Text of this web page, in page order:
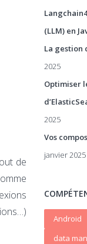
de
(LLM) en
La gestion
2025
Optimiser
2025
Vos
janvier 2025
Android
data